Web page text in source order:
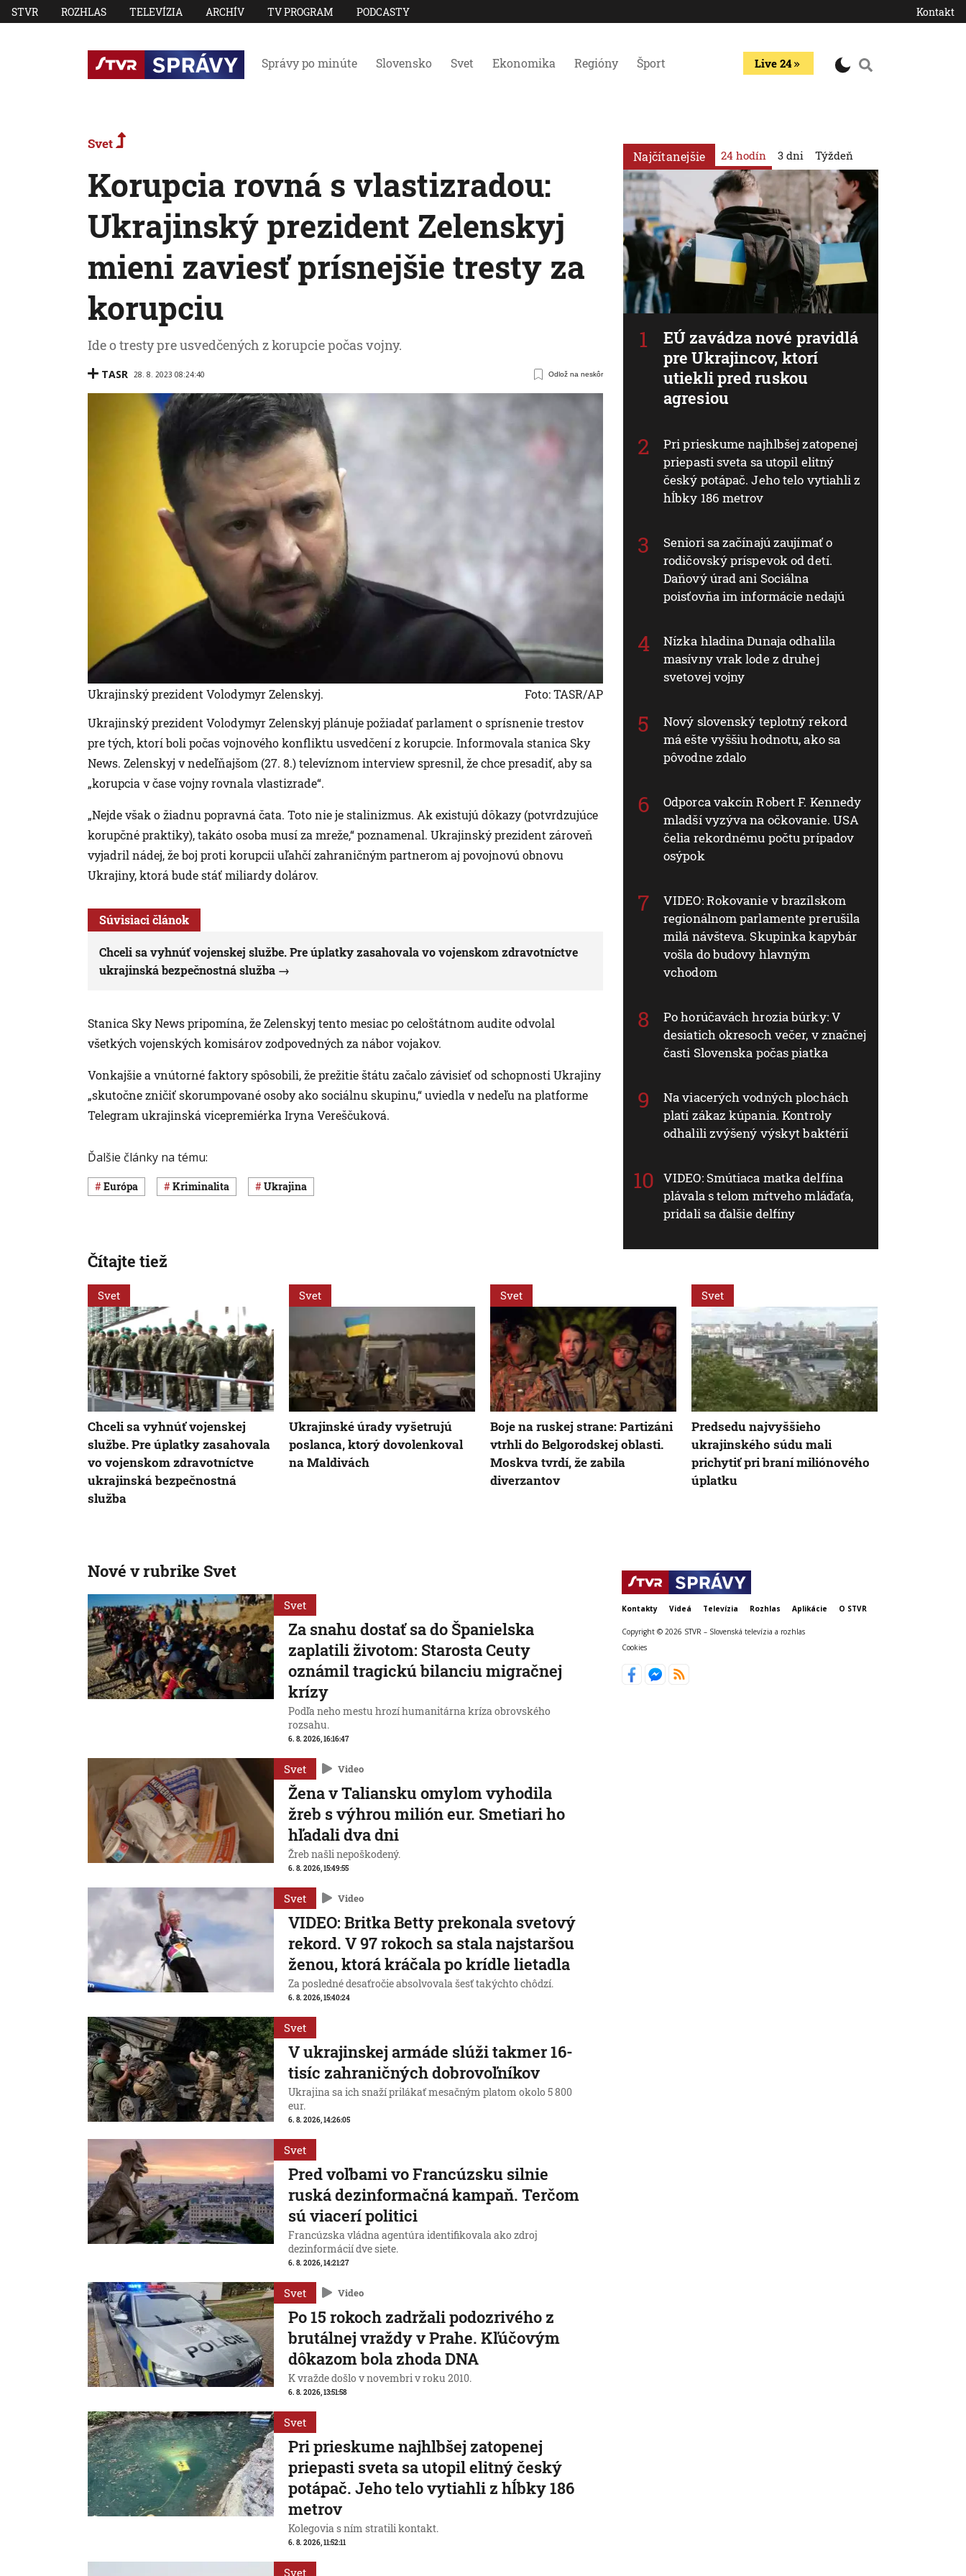
STVR ROZHLAS TELEVÍZIA ARCHÍV TV PROGRAM PODCASTY Kontakt
Správy po minúte Slovensko Svet Ekonomika Regióny Šport Live 24
Svet
Korupcia rovná s vlastizradou:
Ukrajinský prezident Zelenskyj
mieni zaviesť prísnejšie tresty za
korupciu
Ide o tresty pre usvedčených z korupcie počas vojny.
TASR 28. 8. 2023 08:24:40 Odlož na neskôr
Ukrajinský prezident Volodymyr Zelenskyj.
Foto: TASR/AP
Ukrajinský prezident Volodymyr Zelenskyj plánuje požiadať parlament o sprísnenie trestov
pre tých, ktorí boli počas vojnového konfliktu usvedčení z korupcie. Informovala stanica Sky
News. Zelenskyj v nedeľňajšom (27. 8.) televíznom interview spresnil, že chce presadiť, aby sa
„korupcia v čase vojny rovnala vlastizrade“.
„Nejde však o žiadnu popravná čata. Toto nie je stalinizmus. Ak existujú dôkazy (potvrdzujúce
korupčné praktiky), takáto osoba musí za mreže,“ poznamenal. Ukrajinský prezident zároveň
vyjadril nádej, že boj proti korupcii uľahčí zahraničným partnerom aj povojnovú obnovu
Ukrajiny, ktorá bude stáť miliardy dolárov.
Súvisiaci článok
Chceli sa vyhnúť vojenskej službe. Pre úplatky zasahovala vo vojenskom zdravotníctve
ukrajinská bezpečnostná služba
Stanica Sky News pripomína, že Zelenskyj tento mesiac po celoštátnom audite odvolal
všetkých vojenských komisárov zodpovedných za nábor vojakov.
Vonkajšie a vnútorné faktory spôsobili, že prežitie štátu začalo závisieť od schopnosti Ukrajiny
„skutočne zničiť skorumpované osoby ako sociálnu skupinu,“ uviedla v nedeľu na platforme
Telegram ukrajinská vicepremiérka Iryna Vereščuková.
Ďalšie články na tému:
Európa Kriminalita Ukrajina
Najčítanejšie 24 hodín
EÚ zavádza nové pravidlá
pre Ukrajincov, ktorí
utiekli pred ruskou
agresiou
Pri prieskume najhlbšej zatopenej
priepasti sveta sa utopil elitný
český potápač. Jeho telo vytiahli z
hĺbky 186 metrov
Seniori sa začínajú zaujímať o
rodičovský príspevok od detí.
Daňový úrad ani Sociálna
poisťovňa im informácie nedajú
Nízka hladina Dunaja odhalila
masívny vrak lode z druhej
svetovej vojny
Nový slovenský teplotný rekord
má ešte vyššiu hodnotu, ako sa
pôvodne zdalo
Odporca vakcín Robert F. Kennedy
mladší vyzýva na očkovanie. USA
čelia rekordnému počtu prípadov
osýpok
VIDEO: Rokovanie v brazílskom
regionálnom parlamente prerušila
milá návšteva. Skupinka kapybár
vošla do budovy hlavným
vchodom
Po horúčavách hrozia búrky: V
desiatich okresoch večer, v značnej
časti Slovenska počas piatka
Na viacerých vodných plochách
platí zákaz kúpania. Kontroly
odhalili zvýšený výskyt baktérií
VIDEO: Smútiaca matka delfína
plávala s telom mŕtveho mláďaťa,
pridali sa ďalšie delfíny
3 dni Týždeň
Čítajte tiež
Svet
Chceli sa vyhnúť vojenskej
službe. Pre úplatky zasahovala
vo vojenskom zdravotníctve
ukrajinská bezpečnostná
služba
Svet
Ukrajinské úrady vyšetrujú
poslanca, ktorý dovolenkoval
na Maldivách
Svet
Boje na ruskej strane: Partizáni
vtrhli do Belgorodskej oblasti.
Moskva tvrdí, že zabila
diverzantov
Svet
Predsedu najvyššieho
ukrajinského súdu mali
prichytiť pri braní miliónového
úplatku
Nové v rubrike Svet
Svet
Za snahu dostať sa do Španielska
zaplatili životom: Starosta Ceuty
oznámil tragickú bilanciu migračnej
krízy
Podľa neho mestu hrozí humanitárna kríza obrovského
rozsahu.
6. 8. 2026, 16:16:47
Svet Video
Žena v Taliansku omylom vyhodila
žreb s výhrou milión eur. Smetiari ho
hľadali dva dni
Žreb našli nepoškodený.
6. 8. 2026, 15:49:55
Svet Video
VIDEO: Britka Betty prekonala svetový
rekord. V 97 rokoch sa stala najstaršou
ženou, ktorá kráčala po krídle lietadla
Za posledné desaťročie absolvovala šesť takýchto chôdzí.
6. 8. 2026, 15:40:24
Svet
V ukrajinskej armáde slúži takmer 16-
tisíc zahraničných dobrovoľníkov
Ukrajina sa ich snaží prilákať mesačným platom okolo 5 800
eur.
6. 8. 2026, 14:26:05
Svet
Pred voľbami vo Francúzsku silnie
ruská dezinformačná kampaň. Terčom
sú viacerí politici
Francúzska vládna agentúra identifikovala ako zdroj
dezinformácií dve siete.
6. 8. 2026, 14:21:27
Svet Video
Po 15 rokoch zadržali podozrivého z
brutálnej vraždy v Prahe. Kľúčovým
dôkazom bola zhoda DNA
K vražde došlo v novembri v roku 2010.
6. 8. 2026, 13:51:58
Svet
Pri prieskume najhlbšej zatopenej
priepasti sveta sa utopil elitný český
potápač. Jeho telo vytiahli z hĺbky 186
metrov
Kolegovia s ním stratili kontakt.
6. 8. 2026, 11:52:11
Svet
Kontakty Videá Televízia Rozhlas Aplikácie O STVR
Copyright © 2026 STVR – Slovenská televízia a rozhlas
Cookies